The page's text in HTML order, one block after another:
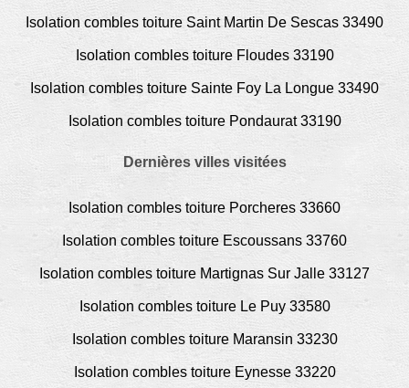
Isolation combles toiture Saint Martin De Sescas 33490
Isolation combles toiture Floudes 33190
Isolation combles toiture Sainte Foy La Longue 33490
Isolation combles toiture Pondaurat 33190
Dernières villes visitées
Isolation combles toiture Porcheres 33660
Isolation combles toiture Escoussans 33760
Isolation combles toiture Martignas Sur Jalle 33127
Isolation combles toiture Le Puy 33580
Isolation combles toiture Maransin 33230
Isolation combles toiture Eynesse 33220